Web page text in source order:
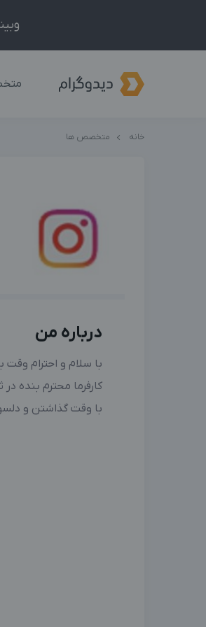
وبینار رایگان:
خانه متخصص ها
درباره من
با سلام و احترام وقت
کارفرما محترم بنده
با وقت گذاشتن و